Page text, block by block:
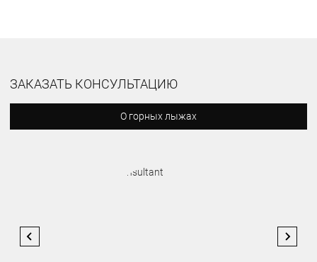
ЗАКАЗАТЬ КОНСУЛЬТАЦИЮ
О горных лыжах